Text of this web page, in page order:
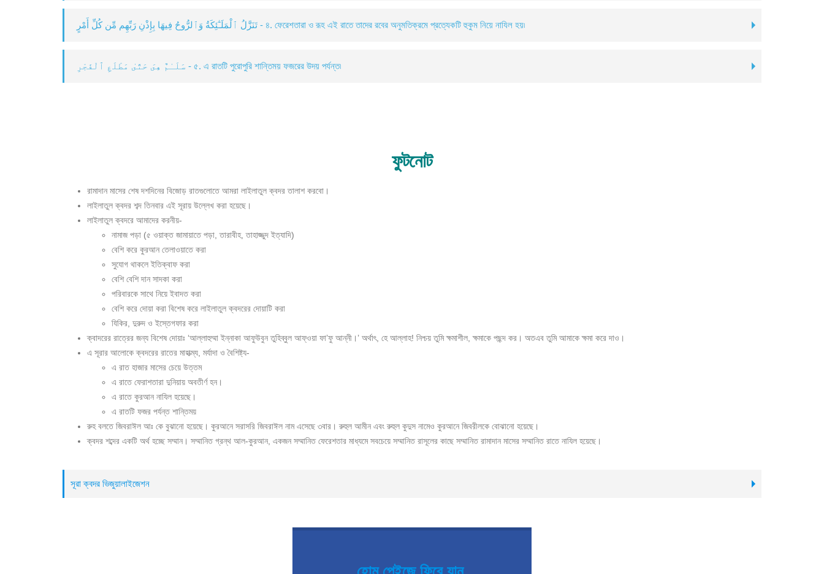
تَنَزَّلُ ٱلْمَلَـٰٓئِكَةُ وَٱلرُّوحُ فِيهَا بِإِذْنِ رَبِّهِم مِّن كُلِّ أَمْرٍ - ৪. ফেরেশতারা ও রূহ এই রাতে তাদের রবের অনুমতিক্রমে প্রত্যেকটি হুকুম নিয়ে নাযিল হয়৷
سَلَـٰمٌ هِىَ حَتَّىٰ مَطْلَعِ ٱلْفَجْرِ - ৫. এ রাতটি পুরোপুরি শান্তিময় ফজরের উদয় পর্যন্ত৷
ফুটনোট
রামাদান মাসের শেষ দশদিনের বিজোড় রাতগুলোতে আমরা লাইলাতুল ক্বদর তালাশ করবো।
লাইলাতুল ক্বদর শব্দ তিনবার এই সূরায় উল্লেখ করা হয়েছে।
লাইলাতুল ক্বদরে আমাদের করনীয়-
নামাজ পড়া (৫ ওয়াক্ত জামায়াতে পড়া, তারাবীহ, তাহাজ্জুদ ইত্যাদি)
বেশি করে কুরআন তেলাওয়াতে করা
সুযোগ থাকলে ইতিক্বাফ করা
বেশি বেশি দান সাদকা করা
পরিবারকে সাথে নিয়ে ইবাদত করা
বেশি করে দোয়া করা বিশেষ করে লাইলাতুল ক্বদরের দোয়াটি করা
যিকির, দুরুদ ও ইস্তেগফার করা
ক্বাদরের রাত্রের জন্য বিশেষ দোয়াঃ ‘আল্লাহুম্মা ইন্নাকা আফুউবুন তুহিব্বুল আফ্ওয়া ফা’ফু আন্নী।’ অর্থাৎ, হে আল্লাহ! নিশ্চয় তুমি ক্ষমাশীল, ক্ষমাকে পছন্দ কর। অতএব তুমি আমাকে ক্ষমা করে দাও।
এ সূরার আলোকে ক্বদরের রাতের মাহাত্ম্য, মর্যাদা ও বৈশিষ্ট্য-
এ রাত হাজার মাসের চেয়ে উত্তম
এ রাতে ফেরাশতারা দুনিয়ায় অবতীর্ণ হন।
এ রাতে কুরআন নাযিল হয়েছে।
এ রাতটি ফজর পর্যন্ত শান্তিময়
রুহ বলতে জিবরাঈল আঃ কে বুঝানো হয়েছে। কুরআনে সরাসরি জিবরাঈল নাম এসেছে ৩বার। রুহুল আমীন এবং রুহুল কুদুস নামেও কুরআনে জিবরীলকে বোঝানো হয়েছে।
ক্বদর শব্দের একটি অর্থ হচ্ছে সম্মান। সম্মানিত গ্রন্থ আল-কুরআন, একজন সম্মানিত ফেরেশতার মাধ্যমে সবচেয়ে সম্মানিত রাসূলের কাছে সম্মানিত রামাদান মাসের সম্মানিত রাতে নাযিল হয়েছে।
সূরা ক্বদর ভিজুয়ালাইজেশন